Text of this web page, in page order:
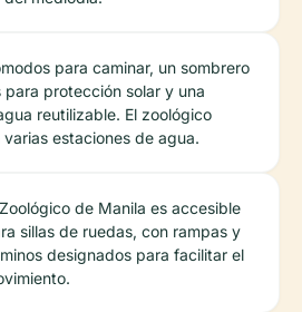
para caminar, un sombrero
para protección solar y una
reutilizable. El zoológico
estaciones de agua.
de Manila es accesible
sillas de ruedas, con rampas y
designados para facilitar el